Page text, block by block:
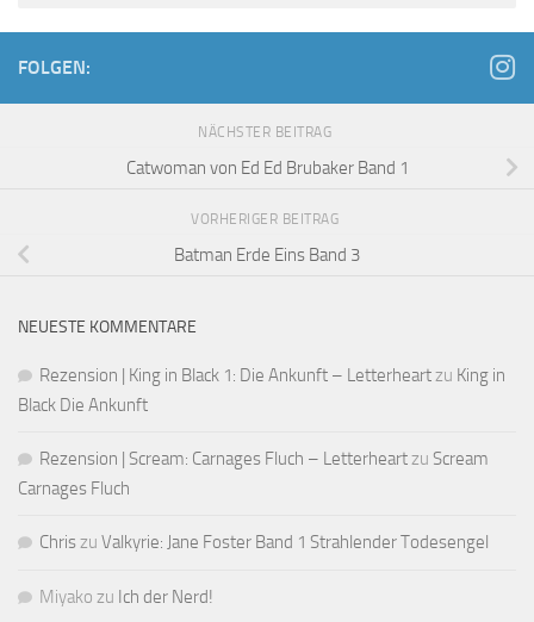
FOLGEN:
NÄCHSTER BEITRAG
Catwoman von Ed Ed Brubaker Band 1
VORHERIGER BEITRAG
Batman Erde Eins Band 3
NEUESTE KOMMENTARE
Rezension | King in Black 1: Die Ankunft – Letterheartzu King in
Black Die Ankunft
Rezension | Scream: Carnages Fluch – Letterheartzu Scream
Carnages Fluch
Chriszu Valkyrie: Jane Foster Band 1 Strahlender Todesengel
Miyako zu Ich der Nerd!